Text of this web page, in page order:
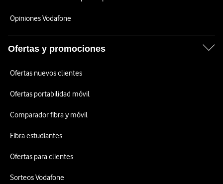
Opiniones Vodafone
Ofertas y promociones
Ofertas nuevos clientes
Ofertas portabilidad móvil
Comparador fibra y móvil
Fibra estudiantes
Ofertas para clientes
Sorteos Vodafone